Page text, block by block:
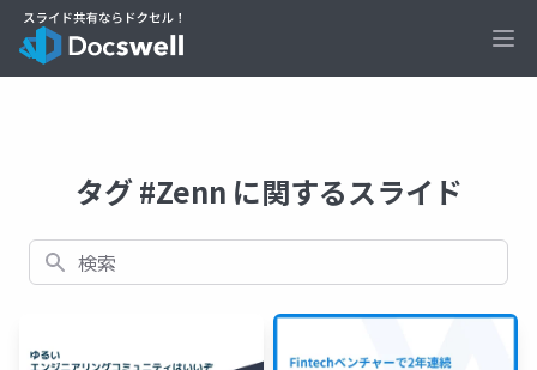
タグ #Zenn に関するスライド
検索